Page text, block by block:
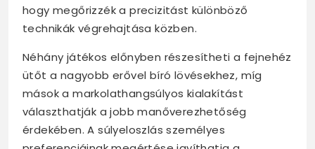
hogy megőrizzék a precizitást különböző
technikák végrehajtása közben.
Néhány játékos előnyben részesítheti a fejnehéz
ütőt a nagyobb erővel bíró lövésekhez, míg
mások a markolathangsúlyos kialakítást
választhatják a jobb manőverezhetőség
érdekében. A súlyeloszlás személyes